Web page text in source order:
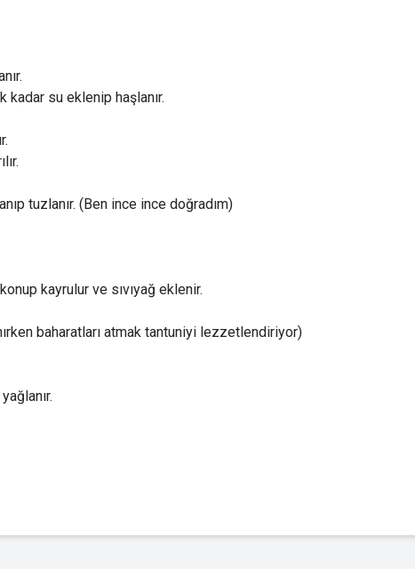
kadar su eklenip haşlanır.
tuzlanır. (Ben ince ince doğradım)
kayrulur ve sıvıyağ eklenir.
baharatları atmak tantuniyi lezzetlendiriyor)